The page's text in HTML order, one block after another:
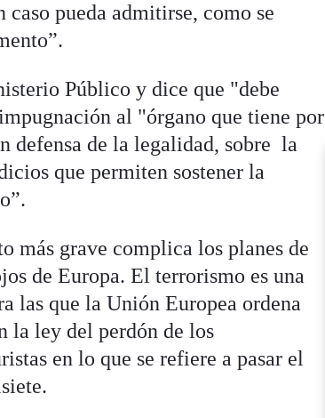
pueda admitirse, como se
Público y dice que "debe
al "órgano que tiene por
defensa de la legalidad, sobre la
que permiten sostener la
más grave complica los planes de
de Europa. El terrorismo es una
las que la Unión Europea ordena
la ley del perdón de los
en lo que se refiere a pasar el